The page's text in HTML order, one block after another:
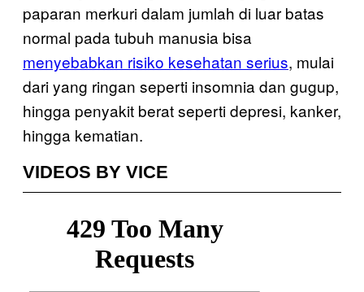
paparan merkuri dalam jumlah di luar batas
normal pada tubuh manusia bisa
menyebabkan risiko kesehatan serius, mulai
dari yang ringan seperti insomnia dan gugup,
hingga penyakit berat seperti depresi, kanker,
hingga kematian.
VIDEOS BY VICE